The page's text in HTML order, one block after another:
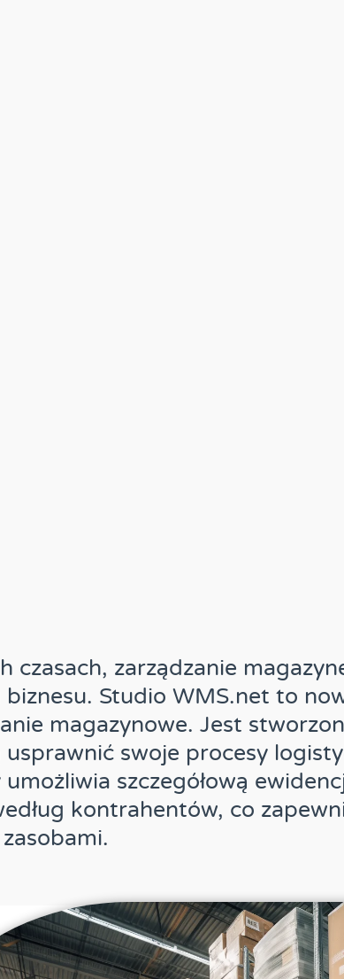
czasach, zarządzanie
Studio WMS.net to
magazynowe. Jest
swoje procesy
szczegółową
kontrahentów, co